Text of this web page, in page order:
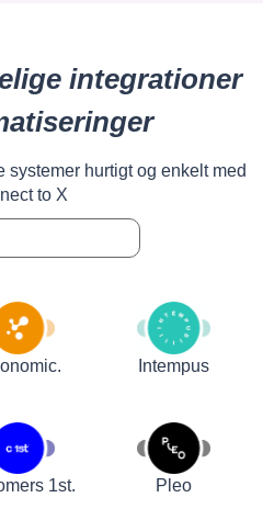
integrationer
systemer hurtigt og enkelt med
to X
Intempus
1st. Pleo